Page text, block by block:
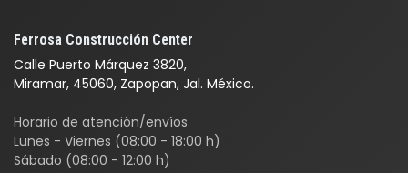
Ferrosa Construcción Center
Calle Puerto Márquez 3820,
Miramar, 45060, Zapopan, Jal. México.
Horario de atención/envíos
Lunes - Viernes (08:00 - 18:00 h)
Sábado (08:00 - 12:00 h)